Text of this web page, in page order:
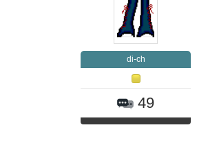
di-ch
49